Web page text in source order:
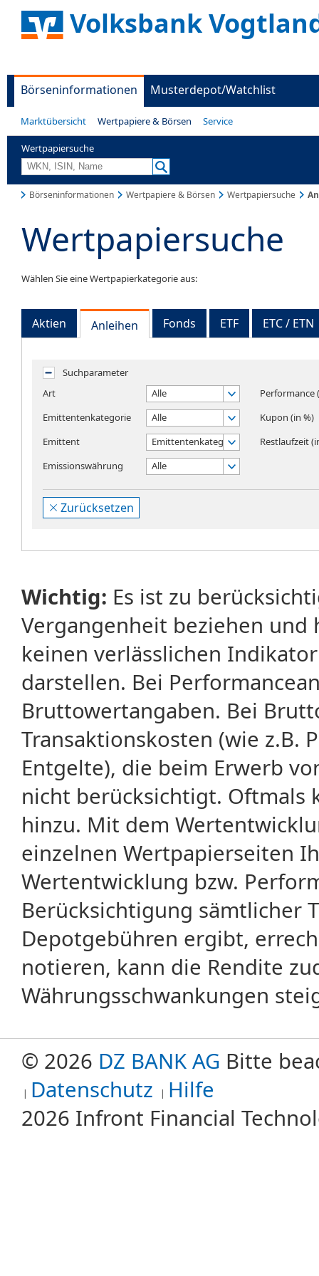
Volksbank
Börseninformationen Musterdepot/Watchlist
Marktübersicht Wertpapiere & Börsen Service
Wertpapiersuche
Börseninformationen Wertpapiere & Börsen Wertpapiersuche
Wertpapiersuche
Wählen Sie eine Wertpapierkategorie aus:
Aktien Anleihen Fonds ETF ETC / ETN
Suchparameter
Art
Alle
Emittentenkategorie
Alle
Emittent
Emittentenkategorie wählen
Emissionswährung
Alle
Performance
Kupon (in %)
Restlaufzeit
Zurücksetzen
Wichtig: Es ist zu
Vergangenheit beziehen
keinen verlässlichen
darstellen. Bei
Bruttowertangaben. Bei
Transaktionskosten (wie z.B.
Entgelte), die beim Erwerb
nicht berücksichtigt. Oftmals
hinzu. Mit dem
einzelnen Wertpapierseiten
Wertentwicklung bzw.
Berücksichtigung sämtlicher
Depotgebühren ergibt,
notieren, kann die Rendite
Währungsschwankungen
© 2026 DZ BANK AG Bitte
Datenschutz Hilfe
2026 Infront Financial